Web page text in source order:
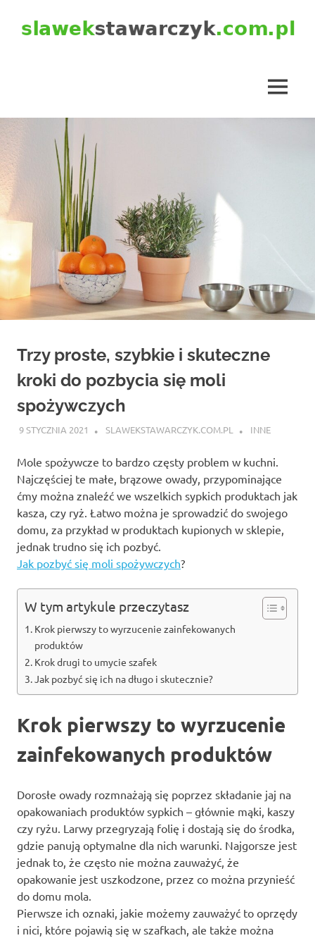
MENU
Trzy proste, szybkie i skuteczne
kroki do pozbycia się moli
spożywczych
9 STYCZNIA 2021 SLAWEKSTAWARCZYK.COM.PL INNE
Mole spożywcze to bardzo częsty problem w kuchni.
Najczęściej te małe, brązowe owady, przypominające
ćmy można znaleźć we wszelkich sypkich produktach jak
kasza, czy ryż. Łatwo można je sprowadzić do swojego
domu, za przykład w produktach kupionych w sklepie,
jednak trudno się ich pozbyć.
Jak pozbyć się moli spożywczych?
W tym artykule przeczytasz
Krok pierwszy to wyrzucenie zainfekowanych
produktów
Krok drugi to umycie szafek
Jak pozbyć się ich na długo i skutecznie?
Krok pierwszy to wyrzucenie
zainfekowanych produktów
Dorosłe owady rozmnażają się poprzez składanie jaj na
opakowaniach produktów sypkich – głównie mąki, kaszy
czy ryżu. Larwy przegryzają folię i dostają się do środka,
gdzie panują optymalne dla nich warunki. Najgorsze jest
jednak to, że często nie można zauważyć, że
opakowanie jest uszkodzone, przez co można przynieść
do domu mola.
Pierwsze ich oznaki, jakie możemy zauważyć to oprzędy
i nici, które pojawią się w szafkach, ale także można